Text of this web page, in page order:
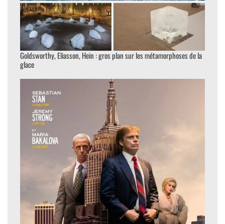
Goldsworthy, Eliasson, Hein : gros plan sur les métamorphoses de la
glace